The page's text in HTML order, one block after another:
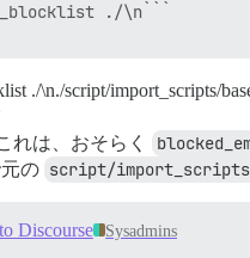
./\n```
./\n./script/import_scripts/
れは、おそらく
の script/
Discourse Sysadmins